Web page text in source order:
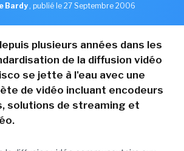
Bardy, publié le 27 Septembre 2006
plusieurs années dans les
de la diffusion vidéo
se jette à l'eau avec une
de vidéo incluant encodeurs
solutions de streaming et